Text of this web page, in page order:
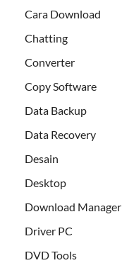
Cara Download
Chatting
Converter
Copy Software
Data Backup
Data Recovery
Desain
Desktop
Download Manager
Driver PC
DVD Tools